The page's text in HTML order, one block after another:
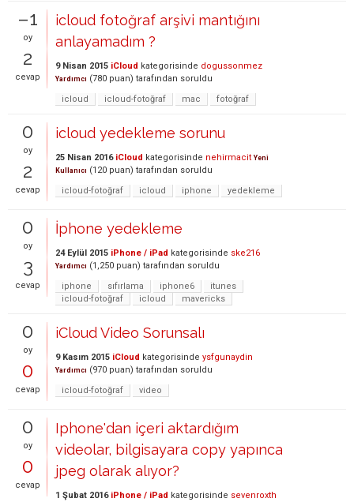
–1
oy
2
cevap
icloud fotoğraf arşivi mantığını
anlayamadım ?
9 Nisan 2015 iCloud kategorisinde dogussonmez
Yardımcı (780 puan) tarafından soruldu
icloud
icloud-fotoğraf mac fotoğraf
0
oy
2
cevap
icloud yedekleme sorunu
25 Nisan 2016 iCloud kategorisinde nehirmacit Yeni
Kullanıcı (120 puan) tarafından soruldu
icloud-fotoğraf
icloud iphone yedekleme
0
oy
3
cevap
İphone yedekleme
24 Eylül 2015 iPhone / iPad kategorisinde ske216
Yardımcı (1,250 puan) tarafından soruldu
iphone
sıfırlama iphone6
itunes
icloud-fotoğraf
icloud mavericks
0
oy
0
cevap
iCloud Video Sorunsalı
9 Kasım 2015 iCloud kategorisinde ysfgunaydin
Yardımcı (970 puan) tarafından soruldu
icloud-fotoğraf
video
0
oy
0
cevap
Iphone'dan içeri aktardığım
videolar, bilgisayara copy yapınca
jpeg olarak alıyor?
1 Şubat 2016 iPhone / iPad kategorisinde sevenroxth